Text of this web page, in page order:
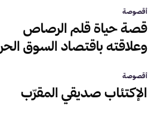
أقصوصة
قصة حياة قلم الرصاص
وعلاقته باقتصاد السوق الحر
أقصوصة
الإكتئاب صديقي المقرّب‎